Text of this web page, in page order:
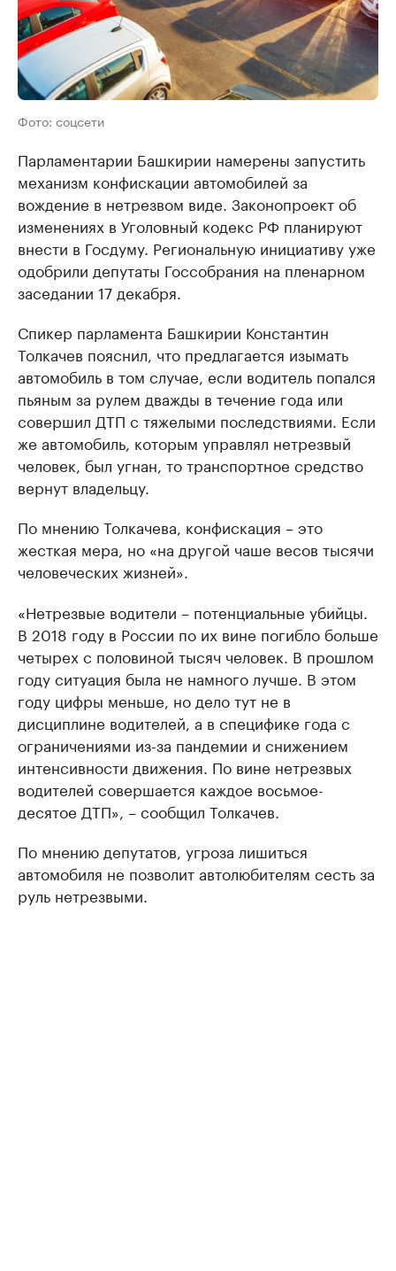
Фото: соцсети
Парламентарии Башкирии намерены запустить
механизм конфискации автомобилей за
вождение в нетрезвом виде. Законопроект об
изменениях в Уголовный кодекс РФ планируют
внести в Госдуму. Региональную инициативу уже
одобрили депутаты Госсобрания на пленарном
заседании 17 декабря.
Спикер парламента Башкирии Константин
Толкачев пояснил, что предлагается изымать
автомобиль в том случае, если водитель попался
пьяным за рулем дважды в течение года или
совершил ДТП с тяжелыми последствиями. Если
же автомобиль, которым управлял нетрезвый
человек, был угнан, то транспортное средство
вернут владельцу.
По мнению Толкачева, конфискация – это
жесткая мера, но «на другой чаше весов тысячи
человеческих жизней».
«Нетрезвые водители – потенциальные убийцы.
В 2018 году в России по их вине погибло больше
четырех с половиной тысяч человек. В прошлом
году ситуация была не намного лучше. В этом
году цифры меньше, но дело тут не в
дисциплине водителей, а в специфике года с
ограничениями из-за пандемии и снижением
интенсивности движения. По вине нетрезвых
водителей совершается каждое восьмое-
десятое ДТП», – сообщил Толкачев.
По мнению депутатов, угроза лишиться
автомобиля не позволит автолюбителям сесть за
руль нетрезвыми.